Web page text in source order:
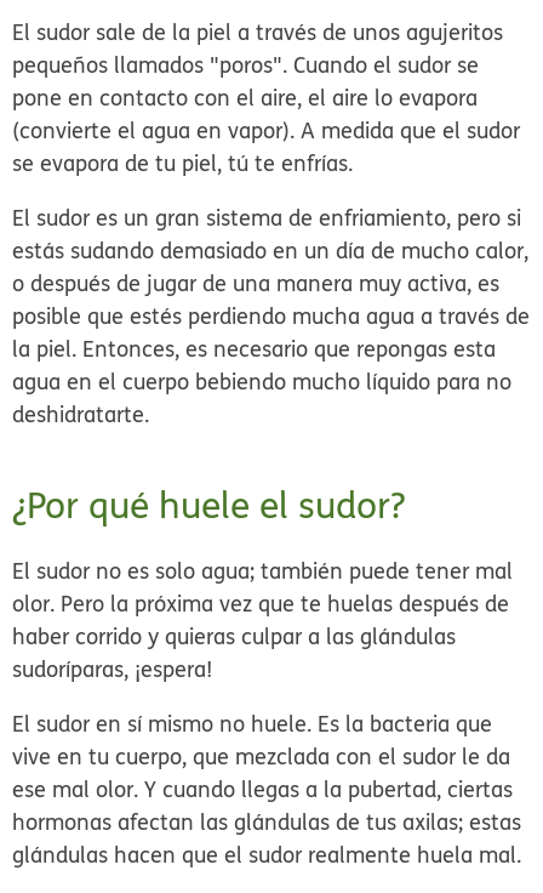
El sudor sale de la piel a través de unos agujeritos
pequeños llamados "poros". Cuando el sudor se
pone en contacto con el aire, el aire lo evapora
(convierte el agua en vapor). A medida que el sudor
se evapora de tu piel, tú te enfrías.
El sudor es un gran sistema de enfriamiento, pero si
estás sudando demasiado en un día de mucho calor,
o después de jugar de una manera muy activa, es
posible que estés perdiendo mucha agua a través de
la piel. Entonces, es necesario que repongas esta
agua en el cuerpo bebiendo mucho líquido para no
deshidratarte.
¿Por qué huele el sudor?
El sudor no es solo agua; también puede tener mal
olor. Pero la próxima vez que te huelas después de
haber corrido y quieras culpar a las glándulas
sudoríparas, ¡espera!
El sudor en sí mismo no huele. Es la bacteria que
vive en tu cuerpo, que mezclada con el sudor le da
ese mal olor. Y cuando llegas a la pubertad, ciertas
hormonas afectan las glándulas de tus axilas; estas
glándulas hacen que el sudor realmente huela mal.